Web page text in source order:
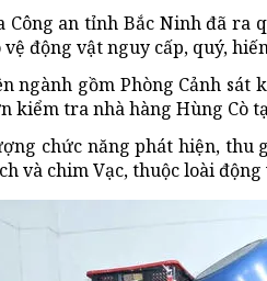
Công an tỉnh Bắc Ninh đã
động vật nguy cấp, quý,
ngành gồm Phòng Cảnh
kiểm tra nhà hàng Hùng Cò
chức năng phát hiện, thu
và chim Vạc, thuộc loài